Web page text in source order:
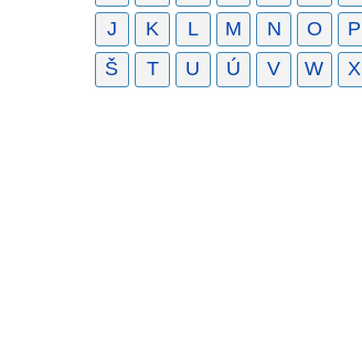
J
K L M N O P
Š
T U Ú V W X